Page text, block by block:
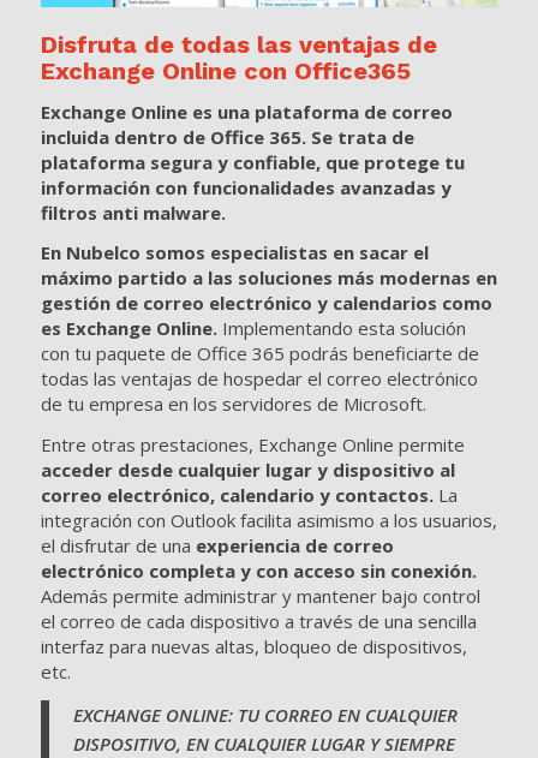
Disfruta de todas las ventajas de
Exchange Online con Office365
Exchange Online es una plataforma de correo
incluida dentro de Office 365. Se trata de
plataforma segura y confiable, que protege tu
información con funcionalidades avanzadas y
filtros anti malware.
En Nubelco somos especialistas en sacar el
máximo partido a las soluciones más modernas en
gestión de correo electrónico y calendarios como
es Exchange Online. Implementando esta solución
con tu paquete de Office 365 podrás beneficiarte de
todas las ventajas de hospedar el correo electrónico
de tu empresa en los servidores de Microsoft.
Entre otras prestaciones, Exchange Online permite
acceder desde cualquier lugar y dispositivo al
correo electrónico, calendario y contactos. La
integración con Outlook facilita asimismo a los usuarios,
el disfrutar de una experiencia de correo
electrónico completa y con acceso sin conexión.
Además permite administrar y mantener bajo control
el correo de cada dispositivo a través de una sencilla
interfaz para nuevas altas, bloqueo de dispositivos,
etc.
EXCHANGE ONLINE: TU CORREO EN CUALQUIER
DISPOSITIVO, EN CUALQUIER LUGAR Y SIEMPRE